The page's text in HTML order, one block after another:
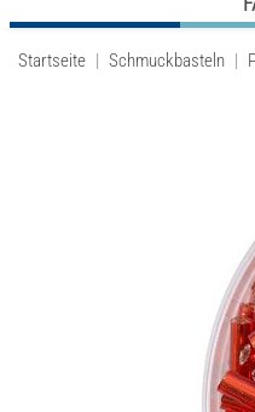
Startseite Schmuckbasteln